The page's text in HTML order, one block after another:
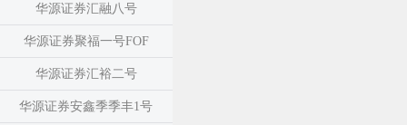
华源证券汇融八号
华源证券聚福一号FOF
华源证券汇裕二号
华源证券安鑫季季丰1号